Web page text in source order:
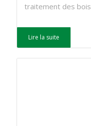
traitement des bois
Lire la suite